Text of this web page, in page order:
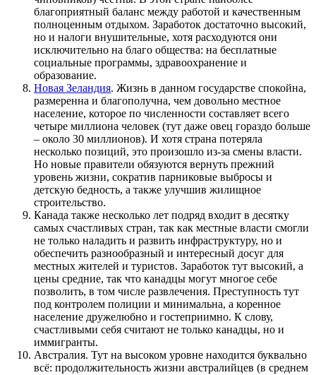
благоприятный баланс между работой и качественным
полноценным отдыхом. Заработок достаточно высокий,
но и налоги внушительные, хотя расходуются они
исключительно на благо общества: на бесплатные
социальные программы, здравоохранение и
образование.
Новая Зеландия. Жизнь в данном государстве спокойна,
размеренна и благополучна, чем довольно местное
население, которое по численности составляет всего
четыре миллиона человек (тут даже овец гораздо больше
– около 30 миллионов). И хотя страна потеряла
несколько позиций, это произошло из-за смены власти.
Но новые правители обязуются вернуть прежний
уровень жизни, сократив парниковые выбросы и
детскую бедность, а также улучшив жилищное
строительство.
Канада также несколько лет подряд входит в десятку
самых счастливых стран, так как местные власти смогли
не только наладить и развить инфраструктуру, но и
обеспечить разнообразный и интересный досуг для
местных жителей и туристов. Заработок тут высокий, а
цены средние, так что канадцы могут многое себе
позволить, в том числе развлечения. Преступность тут
под контролем полиции и минимальна, а коренное
население дружелюбно и гостеприимно. К слову,
счастливыми себя считают не только канадцы, но и
иммигранты.
Австралия. Тут на высоком уровне находится буквально
всё: продолжительность жизни австралийцев (в среднем